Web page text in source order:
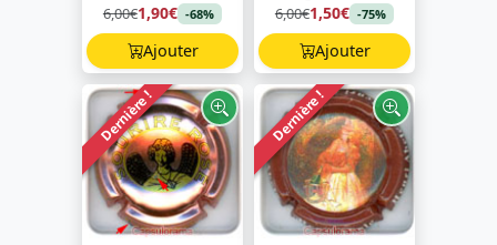
6,00€1,90€ -68%
Ajouter
6,00€1,50€ -75%
Ajouter
Dernière ! Dernière !